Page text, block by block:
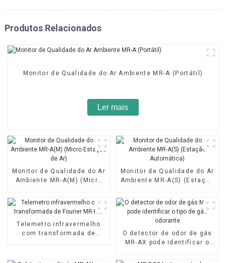
Produtos Relacionados
Monitor de Qualidade do Ar Ambiente MR-A (Portátil)
Ler mais
Monitor de Qualidade do Ar
Ambiente MR-A(M) (Micro
Monitor de Qualidade do Ar
Ambiente MR-A(S) (Estação
Telemetro infravermelho
com transformada de
O detector de odor de gás
MR-AX pode identificar o